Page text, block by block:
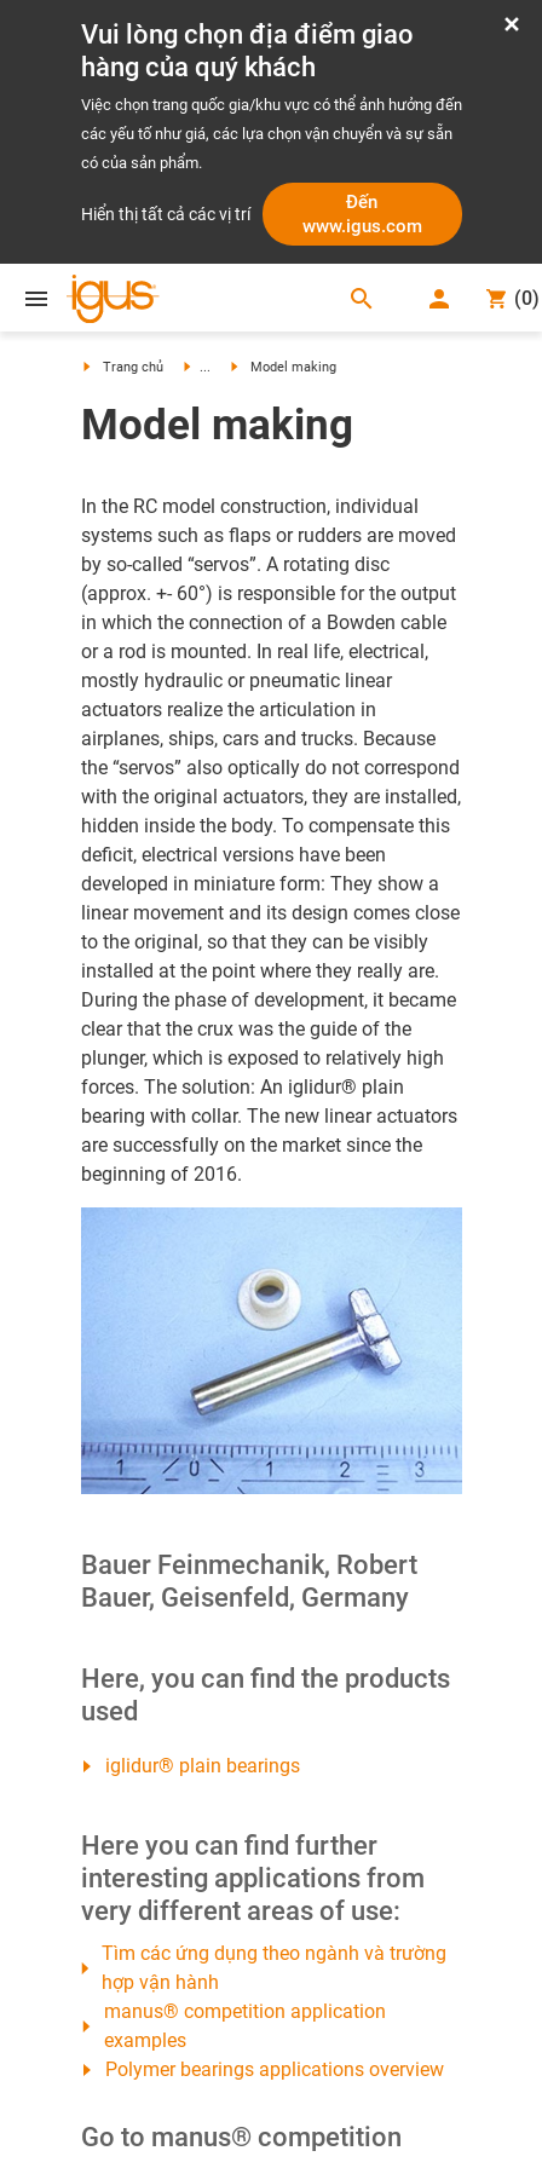
Vui lòng chọn địa điểm giao
hàng của quý khách
Việc chọn trang quốc gia/khu vực có thể ảnh hưởng đến
các yếu tố như giá, các lựa chọn vận chuyển và sự sẵn
có của sản phẩm.
Hiển thị tất cả các vị trí
Đến
www.igus.com
search (0)
Trang chủ ... Model making
Model making
In the RC model construction, individual
systems such as flaps or rudders are moved
by so-called “servos”. A rotating disc
(approx. +- 60°) is responsible for the output
in which the connection of a Bowden cable
or a rod is mounted. In real life, electrical,
mostly hydraulic or pneumatic linear
actuators realize the articulation in
airplanes, ships, cars and trucks. Because
the “servos” also optically do not correspond
with the original actuators, they are installed,
hidden inside the body. To compensate this
deficit, electrical versions have been
developed in miniature form: They show a
linear movement and its design comes close
to the original, so that they can be visibly
installed at the point where they really are.
During the phase of development, it became
clear that the crux was the guide of the
plunger, which is exposed to relatively high
forces. The solution: An iglidur® plain
bearing with collar. The new linear actuators
are successfully on the market since the
beginning of 2016.
Bauer Feinmechanik, Robert
Bauer, Geisenfeld, Germany
Here, you can find the products
used
iglidur® plain bearings
Here you can find further
interesting applications from
very different areas of use:
Tìm các ứng dụng theo ngành và trường
hợp vận hành
manus® competition application
examples
Polymer bearings applications overview
Go to manus® competition